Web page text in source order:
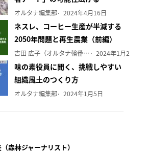
オルタナ編集部 2024年4月16日
ネスレ、コーヒー生産が半減する
2050年問題と再生農業（前編）
吉田 広子（オルタナ輪番編集長） 2024年1月29日
味の素役員に聞く、挑戦しやすい
組織風土のつくり方
オルタナ編集部 2024年1月5日
森林ジャーナリスト）